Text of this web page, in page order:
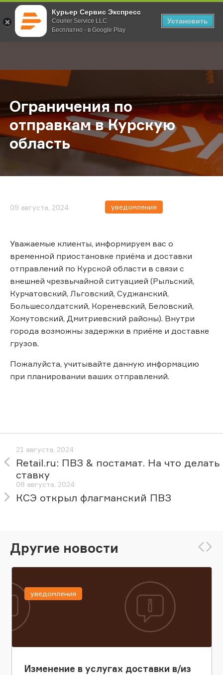
Курьер Сервис Экспресс
Courier Service LLC
Бесплатно - в Google Play
Установить
; Главная О компании Новости Ограничения по отправкам в
Ограничения по
отправкам в Курскую
область
09 августа, 2024 уведомления
Уважаемые клиенты, информируем вас о
временной приостановке приёма и доставки
отправлений по Курской области в связи с
внешней чрезвычайной ситуацией (Рыльский,
Курчатовский, Льговский, Суджанский,
Большесолдатский, Кореневский, Беловский,
Хомутовский, Дмитриевский районы). Внутри
города возможны задержки в приёме и доставке
грузов.
Пожалуйста, учитывайте данную информацию
при планировании ваших отправлений.
21 августа, 2024
Retail.ru: ПВЗ & постамат. На что делать
ставку
08 августа, 2024
КСЭ открыл флагманский ПВЗ
Другие новости
Изменение в услугах доставки в/из
уведомления